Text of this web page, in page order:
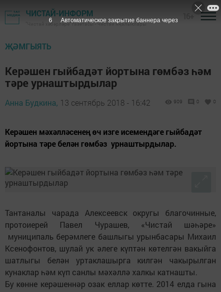
ЧИСТАЙ-ИНФОРМ
"Чистай хәбәрләре" газетасы - Чистай яңалыклары
ҖӘМГЫЯТЬ
Керәшен гыйбадәт йортына гөмбәз һәм
тәре урнаштырдылар
Анна Будкина, 13 сентябрь 2018 - 16:42 909 0 0
Керәшен мәхәлләсенең өч изге исемендәге гыйбадәт
йортына тәре белән гөмбәз урнаштырдылар.
Тантаналы чарада Алексеевск округы благочинные,
протоиерей Павел Чурашев, «Чис­тай шәһәре»
муниципаль берәмлеге башлыгы урынбасары Михаил
Ксенофонтов, шулай ук әлеге күптән көтелгән вакыйга
шатлыгы белән уртаклашырга килгән чакырылган
кунаклар һәм күп санлы мәхәллә халкы катнашты.
Бу көнне керәшеннәр озак еллар көтте. 2014 елда гына
4 Автоматическое закрытие баннера через